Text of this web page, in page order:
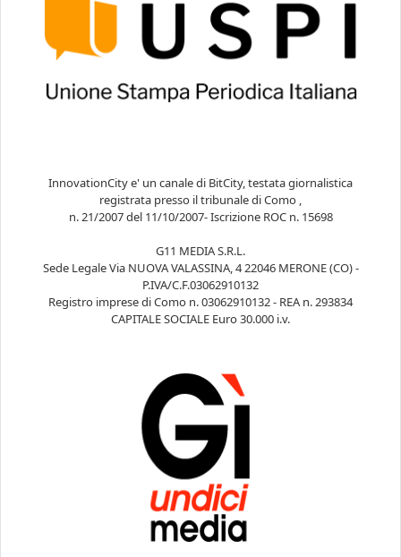
InnovationCity e' un canale di BitCity, testata giornalistica
registrata presso il tribunale di Como ,
n. 21/2007 del 11/10/2007- Iscrizione ROC n. 15698
G11 MEDIA S.R.L.
Sede Legale Via NUOVA VALASSINA, 4 22046 MERONE (CO) -
P.IVA/C.F.03062910132
Registro imprese di Como n. 03062910132 - REA n. 293834
CAPITALE SOCIALE Euro 30.000 i.v.